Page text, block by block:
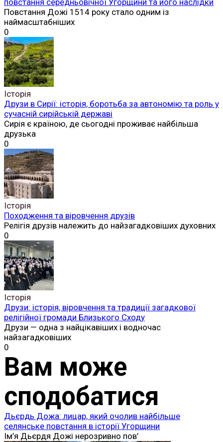
повстання середньовічної Угорщини та його наслідки
Повстання Дожі 1514 року стало одним із
наймасштабніших
0
Історія
Друзи в Сирії: історія, боротьба за автономію та роль у
сучасній сирійській державі
Сирія є країною, де сьогодні проживає найбільша
друзька
0
Історія
Походження та віровчення друзів
Релігія друзів належить до найзагадковіших духовних
0
Історія
Друзи: історія, віровчення та традиції загадкової
релігійної громади Близького Сходу
Друзи — одна з найцікавіших і водночас
найзагадковіших
0
Вам може
сподобатися
Дьєрдь Дожа: лицар, який очолив найбільше
селянське повстання в історії Угорщини
Ім’я Дьєрдя Дожі нерозривно пов’